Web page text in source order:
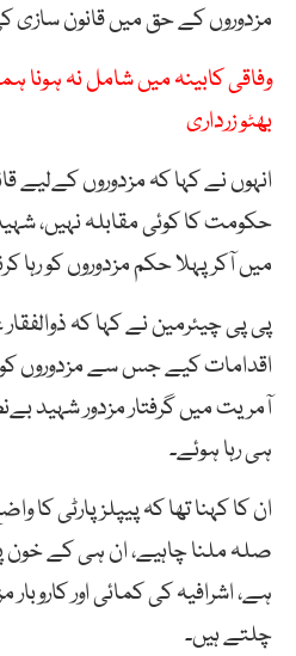
مزدوروں کے حق میں قانون سازی
وفاقی کابینہ میں شامل نہ ہونا
بھٹو زرداری
انہوں نے کہا کہ مزدوروں کےلیے
حکومت کا کوئی مقابلہ نہیں،
میں آکر پہلا حکم مزدوروں کو رہا
پی پی چیئرمین نے کہا کہ
اقدامات کیے جس سے مزدوروں
آمریت میں گرفتار مزدور شہید
ہی رہا ہوئے۔
ان کا کہنا تھا کہ پیپلز پارٹی
صلہ ملنا چاہیے، ان ہی کے
ہے، اشرافیہ کی کمائی اور
چلتے ہیں۔